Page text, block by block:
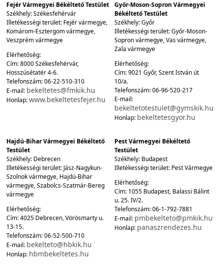
Fejér Vármegyei Békéltető Testület
Székhely: Székesfehérvár
Illetékességi terület: Fejér vármegye,
Komárom-Esztergom vármegye,
Veszprém vármegye
Elérhetőség:
Cím: 8000 Székesfehérvár,
Hosszúsétatér 4-6.
Telefonszám: 06-22-510-310
E-mail: bekeltetes@fmkik.hu
Honlap:www.bekeltetesfejer.hu
Győr-Moson-Sopron Vármegyei
Békéltető Testület
Székhely: Győr
Illetékességi terület: Győr-Moson-
Sopron vármegye, Vas vármegye,
Zala vármegye
Elérhetőség:
Cím: 9021 Győr, Szent István út
10/a.
Telefonszám: 06-96-520-217
E-mail:
bekeltetotestulet@gymskik.hu
Honlap: bekeltetesgyor.hu
Hajdú-Bihar Vármegyei Békéltető
Testület
Székhely: Debrecen
Illetékességi terület: Jász-Nagykun-
Szolnok vármegye, Hajdú-Bihar
vármegye, Szabolcs-Szatmár-Bereg
vármegye
Elérhetőség:
Cím: 4025 Debrecen, Vörösmarty u.
13-15.
Telefonszám: 06-52-500-710
E-mail: bekelteto@hbkik.hu
Honlap: hbmbekeltetes.hu
Pest Vármegyei Békéltető
Testület
Székhely: Budapest
Illetékességi terület: Pest Vármegye
Elérhetőség:
Cím: 1055 Budapest, Balassi Bálint
u. 25. IV/2.
Telefonszám: 06-1-792-7881
E-mail: pmbekelteto@pmkik.hu
Honlap: panaszrendezes.hu